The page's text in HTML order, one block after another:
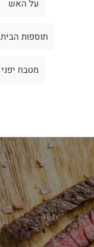
על האש
תוספות הבית
מטבח יפני